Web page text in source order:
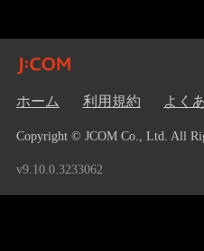
ホーム 利用規約 よく
Copyright © JCOM Co., Ltd. All
v9.10.0.3233062